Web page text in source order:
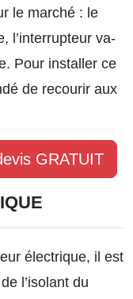
le marché : le
l’interrupteur va-
Pour installer ce
de recourir aux
GRATUIT
électrique, il est
l’isolant du